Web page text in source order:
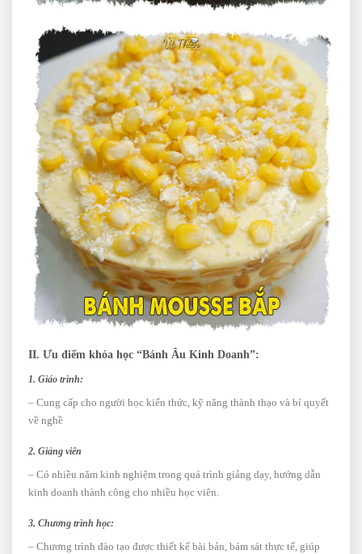
II. Ưu điểm khóa học “Bánh Âu Kinh Doanh”:
1. Giáo trình:
– Cung cấp cho người học kiến thức, kỹ năng thành thạo và bí quyết
về nghề
2. Giảng viên
– Có nhiều năm kinh nghiệm trong quá trình giảng dạy, hướng dẫn
kinh doanh thành công cho nhiều học viên.
3. Chương trình học:
– Chương trình đào tạo được thiết kế bài bản, bám sát thực tế, giúp